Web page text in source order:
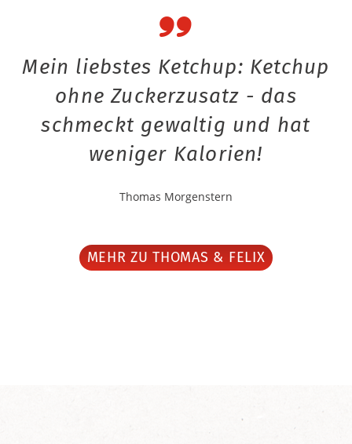
Mein liebstes Ketchup: Ketchup
ohne Zuckerzusatz - das
schmeckt gewaltig und hat
weniger Kalorien!
Thomas Morgenstern
MEHR ZU THOMAS & FELIX